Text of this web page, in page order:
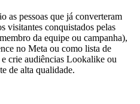
as pessoas que já converteram
visitantes conquistados pelas
da equipe ou campanha),
no Meta ou como lista de
crie audiências Lookalike ou
de alta qualidade.